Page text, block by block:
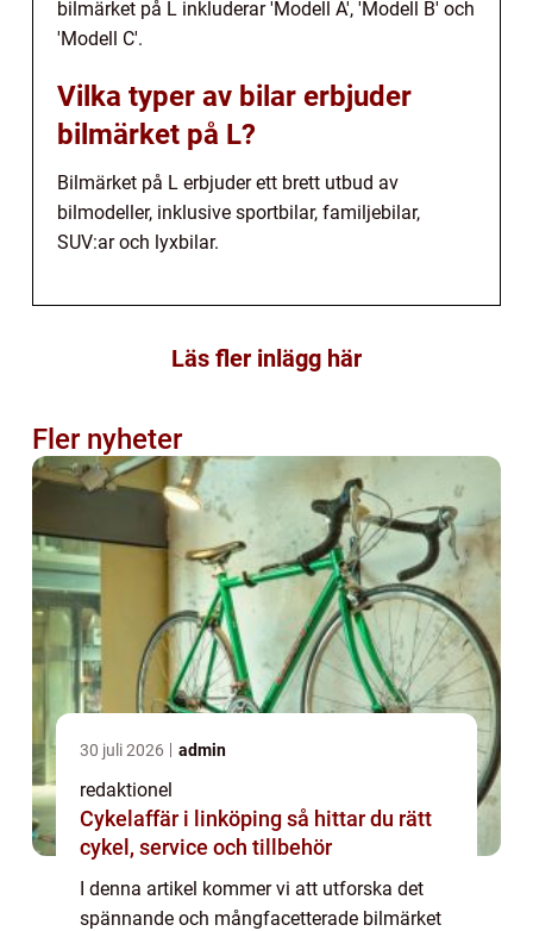
bilmärket på L inkluderar 'Modell A', 'Modell B' och
'Modell C'.
Vilka typer av bilar erbjuder
bilmärket på L?
Bilmärket på L erbjuder ett brett utbud av
bilmodeller, inklusive sportbilar, familjebilar,
SUV:ar och lyxbilar.
Läs fler inlägg här
Fler nyheter
30 juli 2026 admin
redaktionel
Cykelaffär i linköping så hittar du rätt
cykel, service och tillbehör
I denna artikel kommer vi att utforska det
spännande och mångfacetterade bilmärket